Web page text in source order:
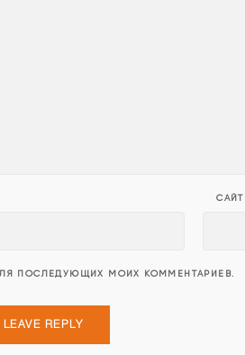
САЙТ
ПОСЛЕДУЮЩИХ МОИХ КОММЕНТАРИЕВ.